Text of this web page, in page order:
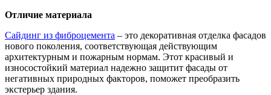
Отличие материала
Сайдинг из фиброцемента – это декоративная отделка фасадов
нового поколения, соответствующая действующим
архитектурным и пожарным нормам. Этот красивый и
износостойкий материал надежно защитит фасады от
негативных природных факторов, поможет преобразить
экстерьер здания.